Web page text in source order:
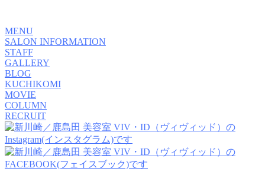
MENU
SALON INFORMATION
STAFF
GALLERY
BLOG
KUCHIKOMI
MOVIE
COLUMN
RECRUIT